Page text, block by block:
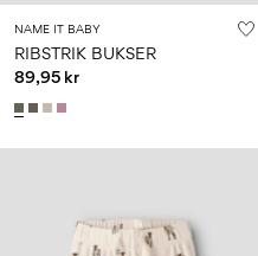
NAME IT BABY
RIBSTRIK BUKSER
89,95 kr